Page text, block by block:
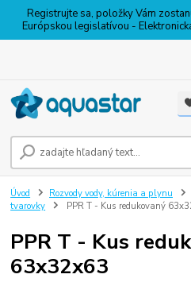
Registrujte sa, položky Vám
Európskou legislatívou -
Úvod Rozvody vody, kúrenia a plynu
tvarovky
PPR T - Kus redukovaný
PPR T - Kus
63x32x63